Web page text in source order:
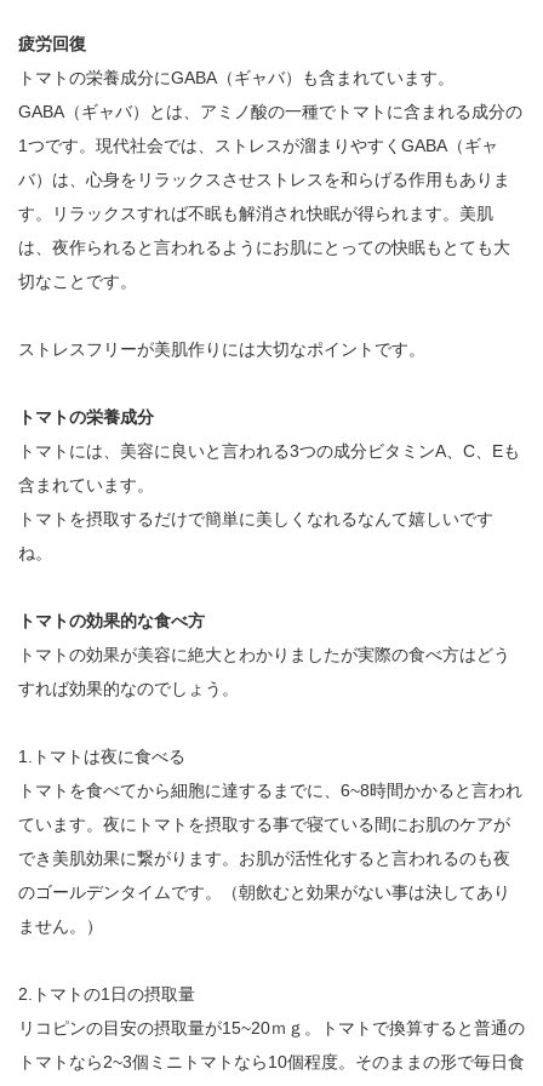
疲労回復
トマトの栄養成分にGABA（ギャバ）も含まれています。
GABA（ギャバ）とは、アミノ酸の一種でトマトに含まれる成分の
1つです。現代社会では、ストレスが溜まりやすくGABA（ギャ
バ）は、心身をリラックスさせストレスを和らげる作用もありま
す。リラックスすれば不眠も解消され快眠が得られます。美肌
は、夜作られると言われるようにお肌にとっての快眠もとても大
切なことです。
ストレスフリーが美肌作りには大切なポイントです。
トマトの栄養成分
トマトには、美容に良いと言われる3つの成分ビタミンA、C、Eも
含まれています。
トマトを摂取するだけで簡単に美しくなれるなんて嬉しいです
ね。
トマトの効果的な食べ方
トマトの効果が美容に絶大とわかりましたが実際の食べ方はどう
すれば効果的なのでしょう。
1.トマトは夜に食べる
トマトを食べてから細胞に達するまでに、6~8時間かかると言われ
ています。夜にトマトを摂取する事で寝ている間にお肌のケアが
でき美肌効果に繋がります。お肌が活性化すると言われるのも夜
のゴールデンタイムです。（朝飲むと効果がない事は決してあり
ません。）
2.トマトの1日の摂取量
リコピンの目安の摂取量が15~20ｍｇ。トマトで換算すると普通の
トマトなら2~3個ミニトマトなら10個程度。そのままの形で毎日食